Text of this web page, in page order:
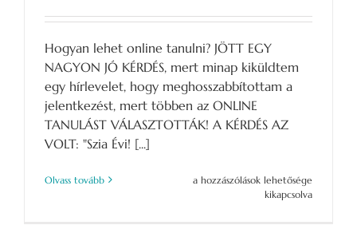
Hogyan lehet online tanulni? JÖTT EGY
NAGYON JÓ KÉRDÉS, mert minap kiküldtem
egy hírlevelet, hogy meghosszabbítottam a
jelentkezést, mert többen az ONLINE
TANULÁST VÁLASZTOTTÁK! A KÉRDÉS AZ
VOLT: "Szia Évi! [...]
Olvass tovább
Hogyan
a hozzászólások lehetősége
kikapcsolva